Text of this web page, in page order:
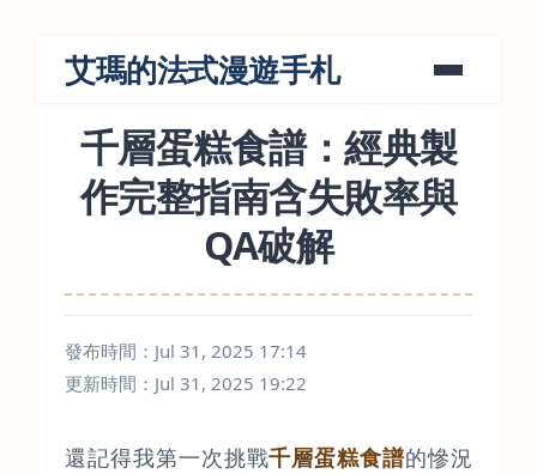
艾瑪的法式漫遊手札
千層蛋糕食譜：經典製
作完整指南含失敗率與
QA破解
發布時間：Jul 31, 2025 17:14
更新時間：Jul 31, 2025 19:22
還記得我第一次挑戰千層蛋糕食譜的慘況